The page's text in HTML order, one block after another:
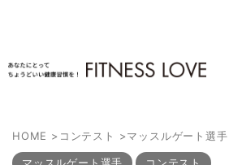
HOME > コンテスト >マッスルゲート選手